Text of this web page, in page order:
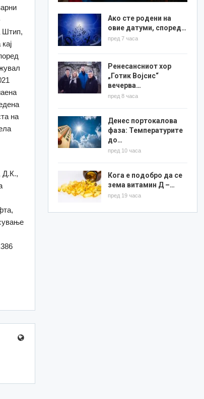
Штип,
на
Д.К.,
Ако сте родени на
овие датуми, според…
пред 7 часа
Ренесансниот хор
„Готик Војсис“
вечерва…
пред 8 часа
Денес портокалова
фаза: Температурите
до…
пред 10 часа
Кога е подобро да се
зема витамин Д –…
пред 19 часа